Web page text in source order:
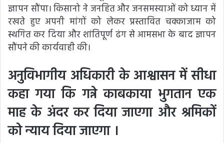
ज्ञापन सौंपा। किसानो ने जनहित और जनसमस्याओं को ध्यान में
रखते हुए अपनी मांगों को लेकर प्रस्तावित चक्काजाम को
स्थगित कर दिया और शांतिपूर्ण ढंग से आमसभा के बाद ज्ञापन
सौंपने की कार्यवाही की।
अनुविभागीय अधिकारी के आश्वासन में सीधा
कहा गया कि गन्ने काबकाया भुगतान एक
माह के अंदर कर दिया जाएगा और श्रमिकों
को न्याय दिया जाएगा ।